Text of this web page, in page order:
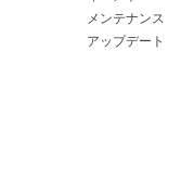
メンテナンス
アップデート